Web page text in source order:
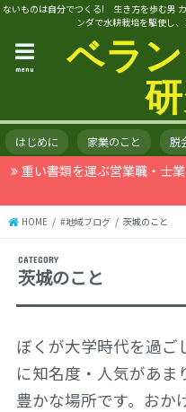
ないものは自分でつくる! 生き方を歩む男
ンダで水耕栽培を駆使し
ベラ
menu
はじめに 家業のこと 脱
重い書類を運ぶ営業職・士
HOME #地域ブログ 茨城のこと
茨城のこと
ぼくが大学時代を過ご
に知名度・人気があ
豊かな場所です。おか